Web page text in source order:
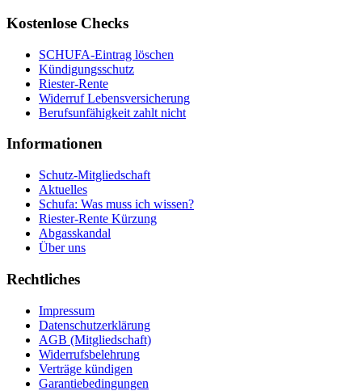
Kostenlose Checks
SCHUFA-Eintrag löschen
Kündigungsschutz
Riester-Rente
Widerruf Lebensversicherung
Berufsunfähigkeit zahlt nicht
Informationen
Schutz-Mitgliedschaft
Aktuelles
Schufa: Was muss ich wissen?
Riester-Rente Kürzung
Abgasskandal
Über uns
Rechtliches
Impressum
Datenschutzerklärung
AGB (Mitgliedschaft)
Widerrufsbelehrung
Verträge kündigen
Garantiebedingungen